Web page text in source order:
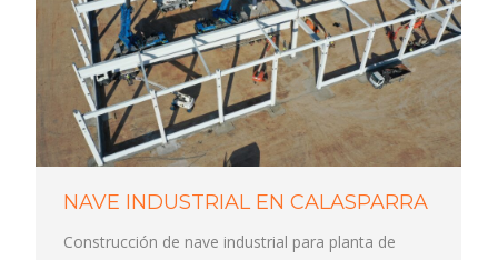
NAVE INDUSTRIAL EN CALASPARRA
Construcción de nave industrial para planta de